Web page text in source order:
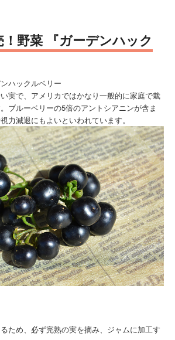
野菜 『ガーデンハック
ハックルベリー
実で、アメリカではかなり一般的に家庭で栽
ブルーベリーの5倍のアントシアニンが含ま
力減退にもよいといわれています。
ため、必ず完熟の実を摘み、ジャムに加工す